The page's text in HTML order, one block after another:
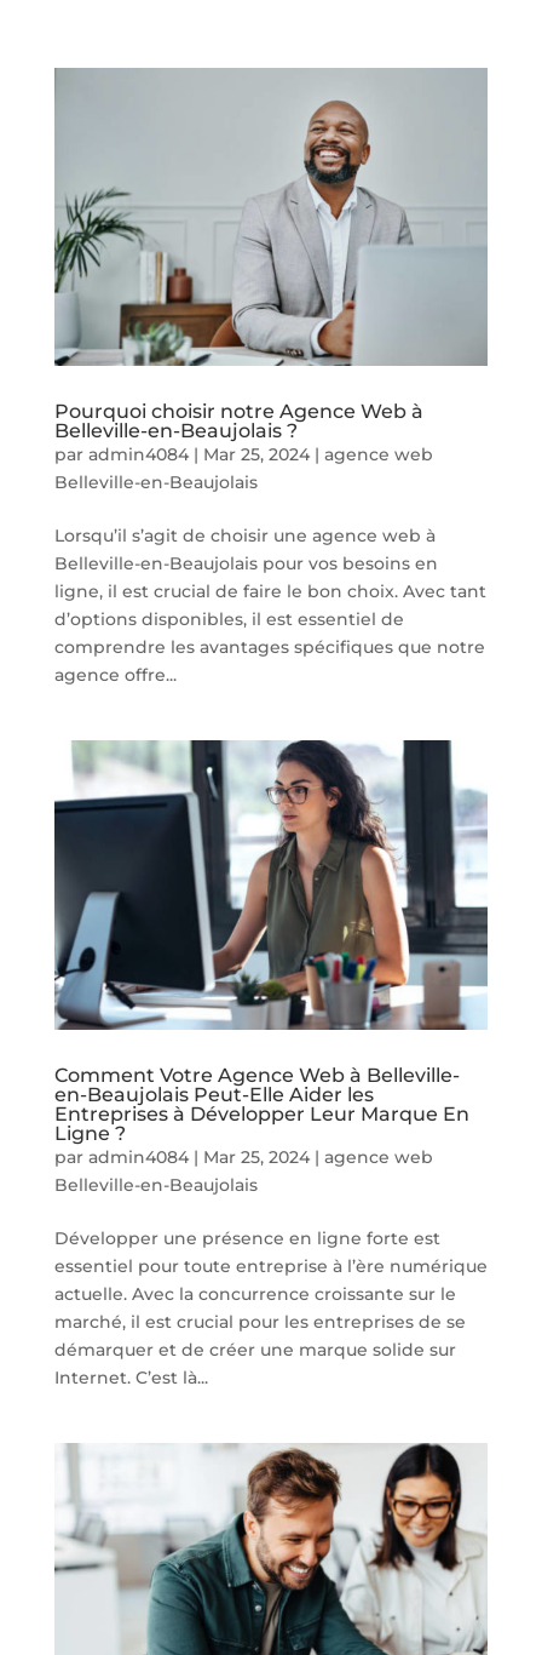
Pourquoi choisir notre Agence Web à
Belleville-en-Beaujolais ?
par admin4084| Mar 25, 2024| agence web
Belleville-en-Beaujolais
Lorsqu’il s’agit de choisir une agence web à
Belleville-en-Beaujolais pour vos besoins en
ligne, il est crucial de faire le bon choix. Avec tant
d’options disponibles, il est essentiel de
comprendre les avantages spécifiques que notre
agence offre...
Comment Votre Agence Web à Belleville-
en-Beaujolais Peut-Elle Aider les
Entreprises à Développer Leur Marque En
Ligne ?
par admin4084| Mar 25, 2024| agence web
Belleville-en-Beaujolais
Développer une présence en ligne forte est
essentiel pour toute entreprise à l’ère numérique
actuelle. Avec la concurrence croissante sur le
marché, il est crucial pour les entreprises de se
démarquer et de créer une marque solide sur
Internet. C’est là...